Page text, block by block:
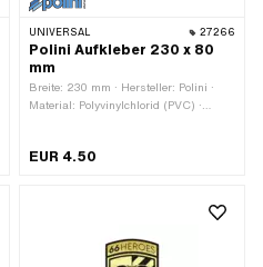
UNIVERSAL 27266
Polini Aufkleber 230 x 80
mm
Breite: 230 mm · Hersteller: Polini ·
Material: Polyvinylchlorid (PVC) ·
Höhe: 80 mm · Transferfolie: Nein
EUR 4.50